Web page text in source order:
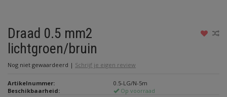
Draad 0.5 mm2
lichtgroen/bruin
Nog niet gewaardeerd | Schrijf je eigen review
Artikelnummer:
0.5-LG/N-5m
Beschikbaarheid:
Op voorraad